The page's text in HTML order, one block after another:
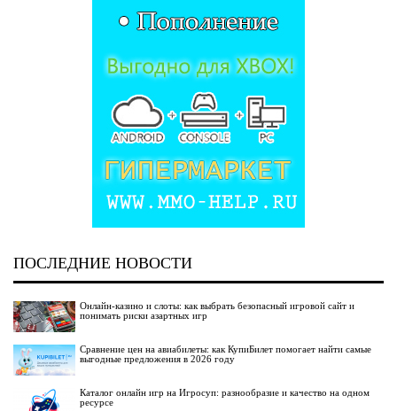
ПОСЛЕДНИЕ НОВОСТИ
Онлайн-казино и слоты: как выбрать безопасный игровой сайт и
понимать риски азартных игр
Сравнение цен на авиабилеты: как КупиБилет помогает найти самые
выгодные предложения в 2026 году
Каталог онлайн игр на Игросуп: разнообразие и качество на одном
ресурсе